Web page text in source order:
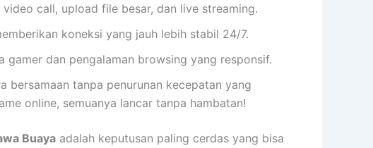
call, upload file besar, dan live streaming.
koneksi yang jauh lebih stabil 24/7.
dan pengalaman browsing yang responsif.
bersamaan tanpa penurunan kecepatan yang
online, semuanya lancar tanpa hambatan!
Buaya adalah keputusan paling cerdas yang bisa